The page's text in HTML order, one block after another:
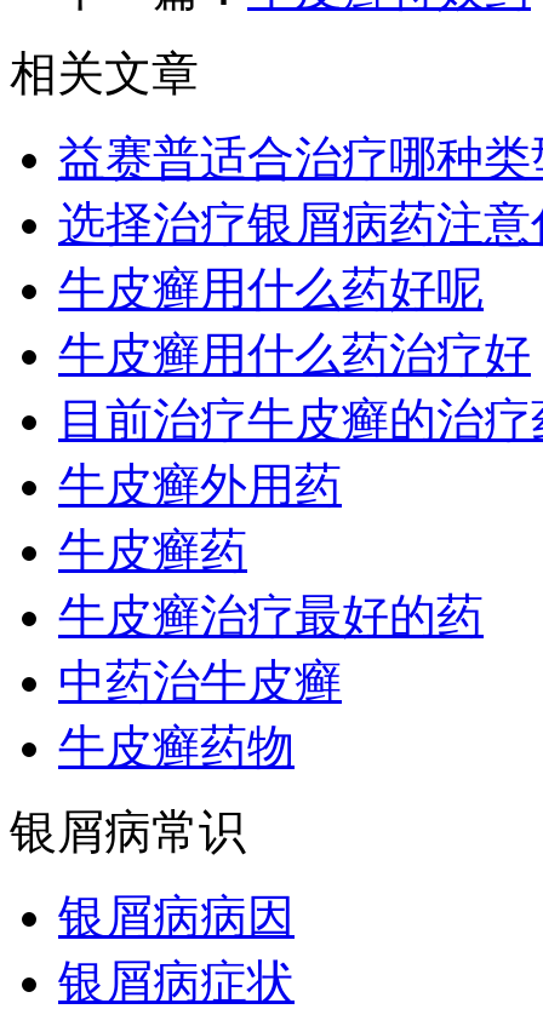
相关文章
益赛普适合治疗哪种
选择治疗银屑病药注意
牛皮癣用什么药好呢
牛皮癣用什么药治疗好
目前治疗牛皮癣的治
牛皮癣外用药
牛皮癣药
牛皮癣治疗最好的药
中药治牛皮癣
牛皮癣药物
银屑病常识
银屑病病因
银屑病症状